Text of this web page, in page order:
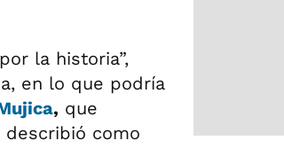
la historia”,
en lo que podría
, que
como